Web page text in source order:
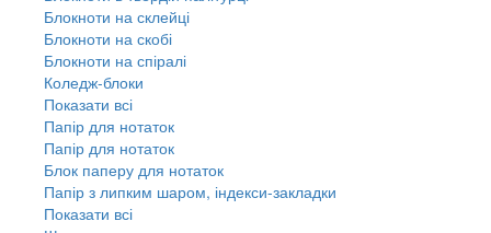
Блокноти на склейці
Блокноти на скобі
Блокноти на спіралі
Коледж-блоки
Показати всі
Папір для нотаток
Папір для нотаток
Блок паперу для нотаток
Папір з липким шаром, індекси-закладки
Показати всі